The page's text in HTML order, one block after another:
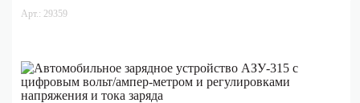
Арт.: 29359